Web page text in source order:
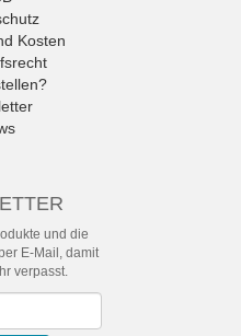
Kosten
und die
E-Mail, damit
verpasst.